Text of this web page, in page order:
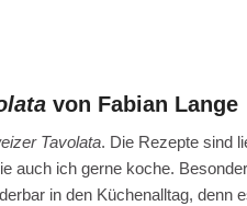
von Fabian Lange
Tavolata. Die Rezepte sind
auch ich gerne koche.
in den Küchenalltag, denn